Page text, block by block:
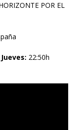
POR EL
Jueves: 22:50h